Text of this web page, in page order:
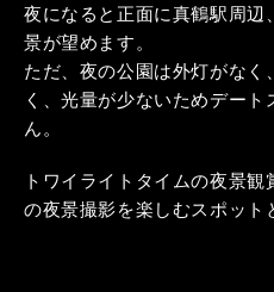
夜になると正面に真鶴駅周辺
景が望めます。
ただ、夜の公園は外灯がなく
く、光量が少ないためデー
ん。
トワイライトタイムの夜景
の夜景撮影を楽しむスポット